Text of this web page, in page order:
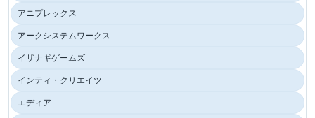
アニプレックス
アークシステムワークス
イザナギゲームズ
インティ・クリエイツ
エディア